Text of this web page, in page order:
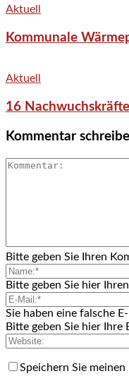
Aktuell
Kommunale
Aktuell
16
Kommentar
Bitte geben Sie Ihren
Bitte geben Sie hier
Sie haben eine falsche
Bitte geben Sie hier Ihre
Speichern Sie